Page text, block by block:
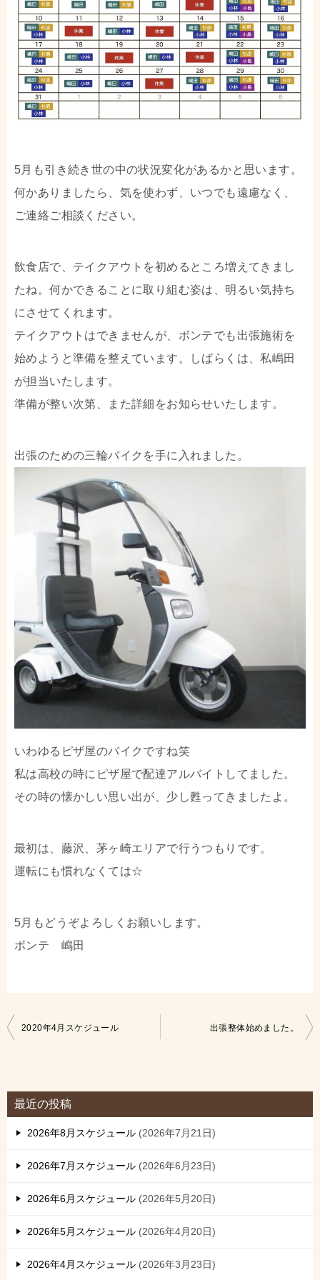
5月も引き続き世の中の状況変化があるかと思います。
何かありましたら、気を使わず、いつでも遠慮なく、
ご連絡ご相談ください。
飲食店で、テイクアウトを初めるところ増えてきまし
たね。何かできることに取り組む姿は、明るい気持ち
にさせてくれます。
テイクアウトはできませんが、ボンテでも出張施術を
始めようと準備を整えています。しばらくは、私嶋田
が担当いたします。
準備が整い次第、また詳細をお知らせいたします。
出張のための三輪バイクを手に入れました。
いわゆるピザ屋のバイクですね笑
私は高校の時にピザ屋で配達アルバイトしてました。
その時の懐かしい思い出が、少し甦ってきましたよ。
最初は、藤沢、茅ヶ崎エリアで行うつもりです。
運転にも慣れなくては☆
5月もどうぞよろしくお願いします。
ボンテ 嶋田
投
ビ
ゲ
ー
シ
2020年4月スケジュール 出張整体始めました。
最近の投稿
2026年8月スケジュール 2026年7月21日
2026年7月スケジュール 2026年6月23日
2026年6月スケジュール 2026年5月20日
2026年5月スケジュール 2026年4月20日
2026年4月スケジュール 2026年3月23日